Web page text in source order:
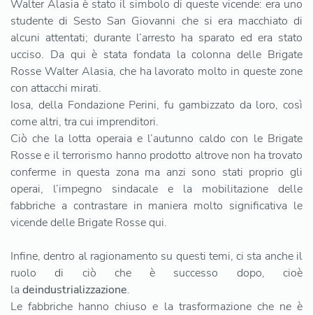
Walter Alasia è stato il simbolo di queste vicende: era uno
studente di Sesto San Giovanni che si era macchiato di
alcuni attentati; durante l’arresto ha sparato ed era stato
ucciso. Da qui è stata fondata la colonna delle Brigate
Rosse Walter Alasia, che ha lavorato molto in queste zone
con attacchi mirati.
Iosa, della Fondazione Perini, fu gambizzato da loro, così
come altri, tra cui imprenditori.
Ciò che la lotta operaia e l’autunno caldo con le Brigate
Rosse e il terrorismo hanno prodotto altrove non ha trovato
conferme in questa zona ma anzi sono stati proprio gli
operai, l’impegno sindacale e la mobilitazione delle
fabbriche a contrastare in maniera molto significativa le
vicende delle Brigate Rosse qui.
Infine, dentro al ragionamento su questi temi, ci sta anche il
ruolo di ciò che è successo dopo, cioè
la deindustrializzazione.
Le fabbriche hanno chiuso e la trasformazione che ne è